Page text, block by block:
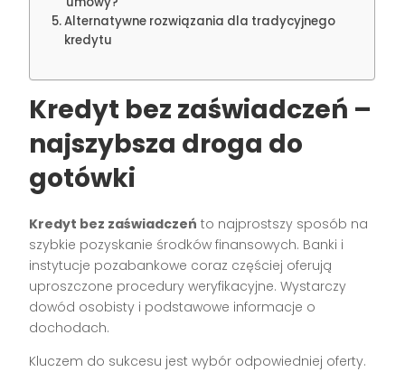
Alternatywne rozwiązania dla tradycyjnego
kredytu
Kredyt bez zaświadczeń –
najszybsza droga do
gotówki
Kredyt bez zaświadczeń to najprostszy sposób na
szybkie pozyskanie środków finansowych. Banki i
instytucje pozabankowe coraz częściej oferują
uproszczone procedury weryfikacyjne. Wystarczy
dowód osobisty i podstawowe informacje o
dochodach.
Kluczem do sukcesu jest wybór odpowiedniej oferty.